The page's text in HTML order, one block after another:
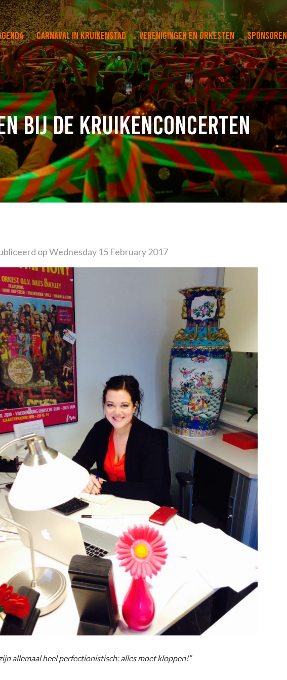
Carnaval in Kruikenstad Verenigingen en orkesten Sponsoren
bij de Kruikenconcerten
op Wednesday 15 February 2017
allemaal heel perfectionistisch: alles moet kloppen!”